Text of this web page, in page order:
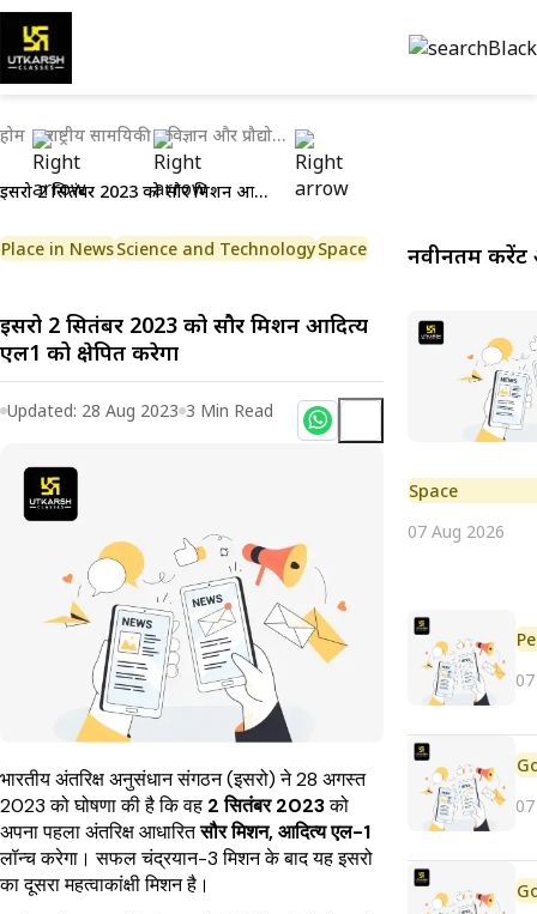
होम राष्ट्रीय सामयिकी विज्ञान और प्रौद्योगिकी
इसरो 2 सितंबर 2023 को सौर मिशन आदित्य एल1 को प्रक्षेपित करेगा
Place in NewsScience and TechnologySpace
इसरो 2 सितंबर 2023 को सौर मिशन आदित्य
एल1 को प्रक्षेपित करेगा
Updated: 28 Aug 2023 3 Min Read
भारतीय अंतरिक्ष अनुसंधान संगठन (इसरो) ने 28 अगस्त
2023 को घोषणा की है कि वह 2 सितंबर 2023को
अपना पहला अंतरिक्ष आधारितसौर मिशन, आदित्य एल-1
लॉन्च करेगा। सफल चंद्रयान-3 मिशन के बाद यह इसरो
का दूसरा महत्वाकांक्षी मिशन है।
नवीनतम करेंट
Space
07 Aug 2026